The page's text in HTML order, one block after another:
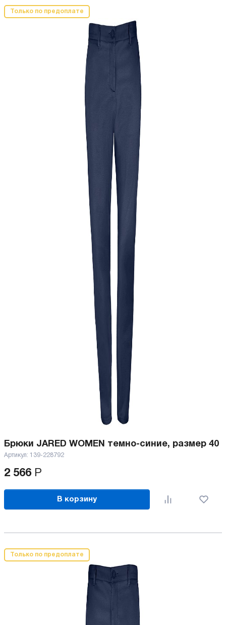
Только по предоплате
Брюки JARED WOMEN темно-синие, размер 40
Артикул: 139-228792
2 566 Р
В корзину
Только по предоплате